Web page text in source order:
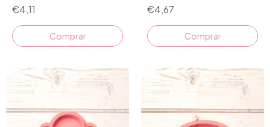
€4,11
Comprar
€4,67
Comprar